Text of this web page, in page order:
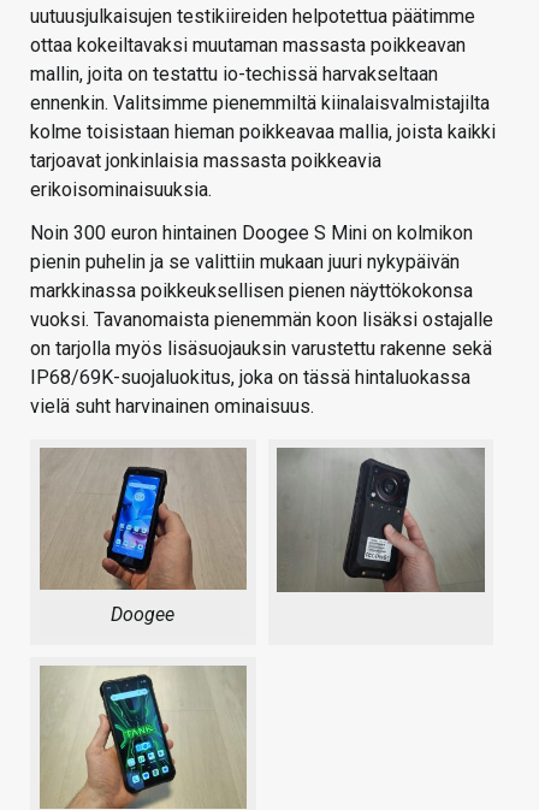
uutuusjulkaisujen testikiireiden helpotettua päätimme
ottaa kokeiltavaksi muutaman massasta poikkeavan
mallin, joita on testattu io-techissä harvakseltaan
ennenkin. Valitsimme pienemmiltä kiinalaisvalmistajilta
kolme toisistaan hieman poikkeavaa mallia, joista kaikki
tarjoavat jonkinlaisia massasta poikkeavia
erikoisominaisuuksia.
Noin 300 euron hintainen Doogee S Mini on kolmikon
pienin puhelin ja se valittiin mukaan juuri nykypäivän
markkinassa poikkeuksellisen pienen näyttökokonsa
vuoksi. Tavanomaista pienemmän koon lisäksi ostajalle
on tarjolla myös lisäsuojauksin varustettu rakenne sekä
IP68/69K-suojaluokitus, joka on tässä hintaluokassa
vielä suht harvinainen ominaisuus.
Doogee